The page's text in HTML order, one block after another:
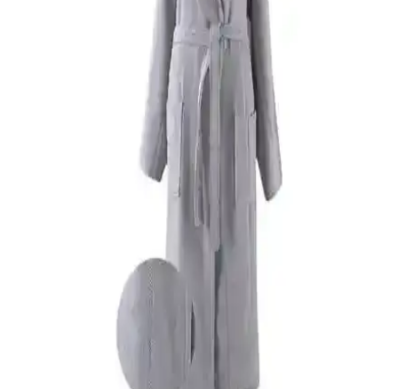
Özdilek'in Pamuk Orkide ve Point Happy aile bornoz setlerinin
özelliklerini, kullanıcı yorumlarını ve karşılaştırmasını detaylı
inceleyin, en uygun seçimi yapın.
Özdilek Elissa ve Wedding Bornoz Setleri
İki popüler Özdilek bornoz seti olan Elissa ve Wedding'in
özellikleri, kullanıcı yorumları ve fiyat avantajlarıyla detaylı
Philippus Bukle Kutulu ve Rasersa Pamuklu Kadife
Kapüşonlu Bornoz Karşılaştırması: Hangi Model
Bu karşılaştırma, Philippus Bukle Kutulu ve Rasersa Pamuklu
Kadife bornozlarının özelliklerini detaylı inceleyerek, kullanım
avantajları ve kullanıcı yorumlarıyla en uygun seçimi yapmanıza
Özdilek Dory Pudra Krem ve Point Happy Aile